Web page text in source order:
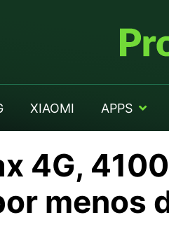
XIAOMI APPS
4G,
menos